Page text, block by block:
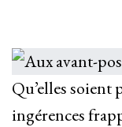
Qu’elles
ingérences